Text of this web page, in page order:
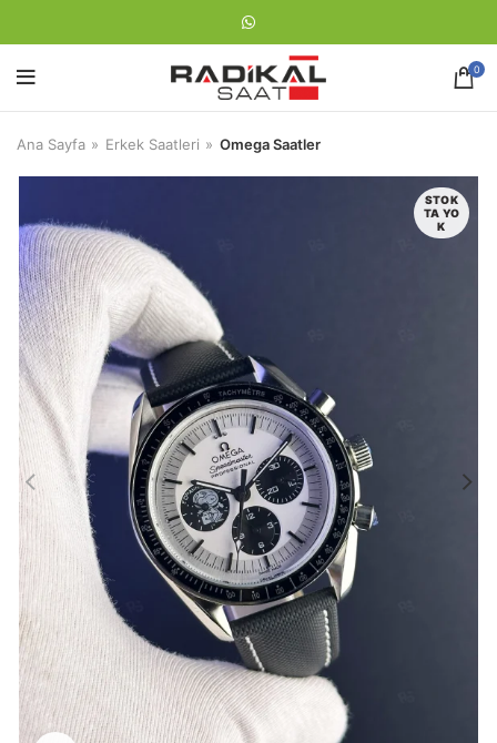
0
Ana Sayfa Erkek Saatleri Omega Saatler
STOK
TA YO
K